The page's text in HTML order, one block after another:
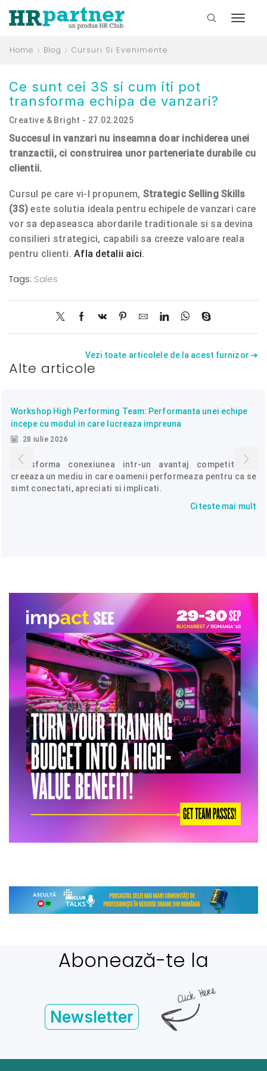
Home Blog Cursuri Si Evenimente
Ce sunt cei 3S si cum iti pot
transforma echipa de vanzari?
Creative & Bright - 27.02.2025
Succesul in vanzari nu inseamna doar inchiderea unei
tranzactii, ci construirea unor parteneriate durabile cu
clientii.
Cursul pe care vi-l propunem, Strategic Selling Skills
(3S) este solutia ideala pentru echipele de vanzari care
vor sa depaseasca abordarile traditionale si sa devina
consilieri strategici, capabili sa creeze valoare reala
pentru clienti. Afla detalii aici.
Tags: Sales
Vezi toate articolele de la acest furnizor ➔
Alte articole
Workshop High Performing Team: Performanta unei echipe
incepe cu modul in care lucreaza impreuna
28 iulie 2026
Transforma conexiunea intr-un avantaj competitiv si
creeaza un mediu in care oamenii performeaza pentru ca se
simt conectati, apreciati si implicati.
Citeste mai mult
Abonează-te la
Newsletter